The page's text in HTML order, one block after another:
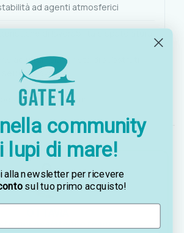
ad agenti atmosferici
ad un'ampia varietà di substrati
settore navale
da 70 ml
community
lupi di mare!
alla newsletter per ricevere
sul tuo primo acquisto!